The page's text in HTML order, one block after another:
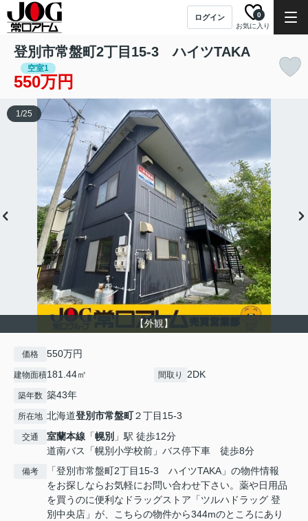
ログイン
お気に入り
0
登別市常盤町2丁目15-3 ハイツTAKA
空室1
550万円
【外観】
1/25
価格 550万円
建物面積181.44㎡ 間取り 2DK
築年数 築43年
所在地 北海道登別市常盤町２丁目15-3
交通 室蘭本線 「幌別 」駅 徒歩12分
道南バス「幌別小学校前」バス停下車 徒歩8分
備考
「登別市常盤町2丁目15-3 ハイツTAKA」の物件情報
をお探しならお気軽にお問い合わせ下さい。薬や日用品
を買うのに便利なドラッグストア「ツルハドラッグ 登
別中央店」が、こちらの物件から344mのところにあり